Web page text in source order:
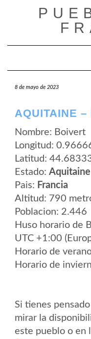
8 de mayo de 2023
AQUITAINE –
Nombre: Boivert
Longitud:
Latitud:
Estado: Aquitaine
Pais: Francia
Altitud: 790
Poblacion: 2.446
Huso horario de
UTC +1:00
Horario de
Horario de
Si tienes
mirar la
este pueblo o en